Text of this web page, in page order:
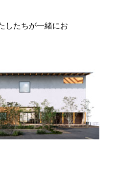
したちが一緒にお